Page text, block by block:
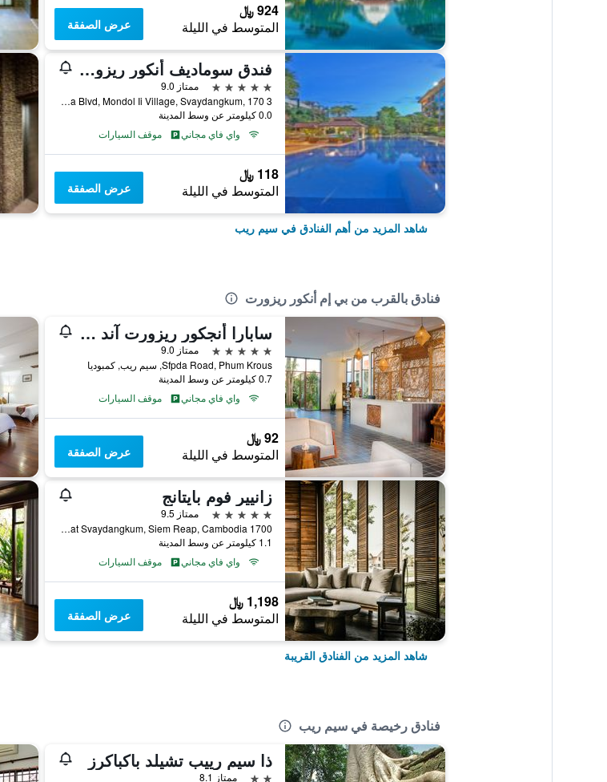
924 ﷼
المتوسط في الليلة عرض الصفقة
فندق سوماديف أنكور ريزورت أند سبا
5 نجوم
ممتاز 9.0
Sivatha Blvd, Mondol Ii Village, Svaydangkum, 170 3, سيم ريب, كمبوديا
0.0 كيلومتر عن وسط المدينة
واي فاي مجاني
موقف السيارات
118 ﷼
المتوسط في الليلة عرض الصفقة
شاهد المزيد من أهم الفنادق في سيم ريب
فنادق بالقرب من بي إم أنكور ريزورت
سابارا أنجكور ريزورت آند سبا
5 نجوم
ممتاز 9.0
Sfpda Road, Phum Krous, سيم ريب, كمبوديا
0.7 كيلومتر عن وسط المدينة
واي فاي مجاني
موقف السيارات
92 ﷼
المتوسط في الليلة عرض الصفقة
زانيير فوم بايتانج
5 نجوم
ممتاز 9.5
1700 Phum Svaydangkum, Sangkat Svaydangkum, Siem Reap, Cambodia, سيم ريب, كمبوديا
1.1 كيلومتر عن وسط المدينة
واي فاي مجاني
موقف السيارات
1,198 ﷼
المتوسط في الليلة عرض الصفقة
شاهد المزيد من الفنادق القريبة
فنادق رخيصة في سيم ريب
ذا سيم رييب تشيلد باكباكرز
2 نجمتين ممتاز 8.1